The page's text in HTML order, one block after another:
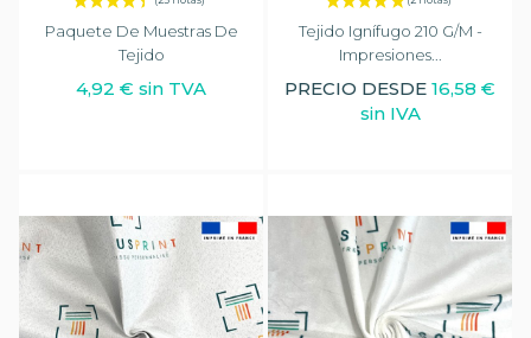
Paquete De Muestras De
Tejido
4,92 € sin TVA
Tejido Ignífugo 210 G/m -
Impresiones...
PRECIO DESDE 16,58 €
sin IVA